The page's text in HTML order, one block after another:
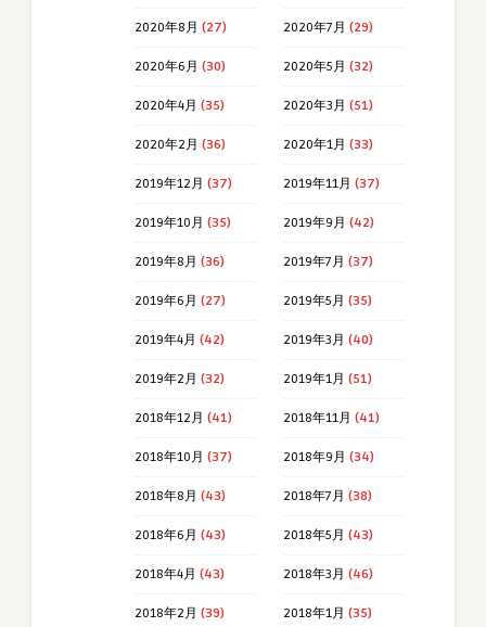
2020年8月 (27) 2020年7月 (29)
2020年6月 (30) 2020年5月 (32)
2020年4月 (35) 2020年3月 (51)
2020年2月 (36) 2020年1月 (33)
2019年12月 (37) 2019年11月 (37)
2019年10月 (35) 2019年9月 (42)
2019年8月 (36) 2019年7月 (37)
2019年6月 (27) 2019年5月 (35)
2019年4月 (42) 2019年3月 (40)
2019年2月 (32) 2019年1月 (51)
2018年12月 (41) 2018年11月 (41)
2018年10月 (37) 2018年9月 (34)
2018年8月 (43) 2018年7月 (38)
2018年6月 (43) 2018年5月 (43)
2018年4月 (43) 2018年3月 (46)
2018年2月 (39) 2018年1月 (35)